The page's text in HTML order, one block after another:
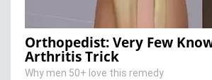
Orthopedist: Very Few
Arthritis Trick
Why men 50+ love this remedy